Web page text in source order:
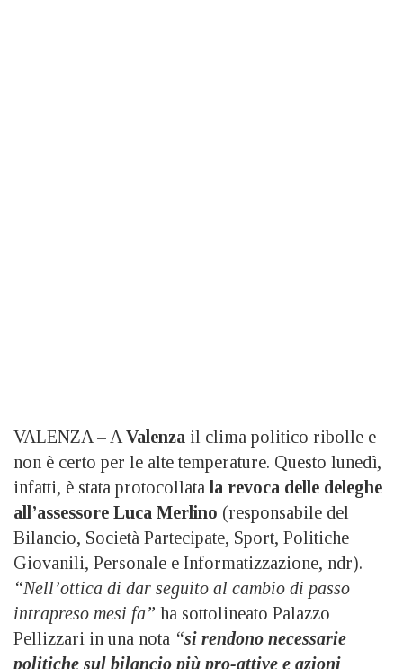
VALENZA – A Valenza il clima politico ribolle e
non è certo per le alte temperature. Questo lunedì,
infatti, è stata protocollata la revoca delle deleghe
all’assessore Luca Merlino (responsabile del
Bilancio, Società Partecipate, Sport, Politiche
Giovanili, Personale e Informatizzazione, ndr).
“Nell’ottica di dar seguito al cambio di passo
intrapreso mesi fa” ha sottolineato Palazzo
Pellizzari in una nota “si rendono necessarie
politiche sul bilancio più pro-attive e azioni